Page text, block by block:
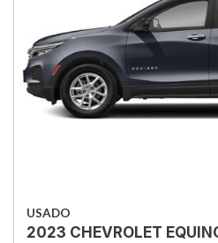
USADO
2023 CHEVROLET